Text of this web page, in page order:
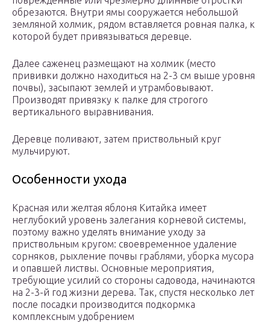
обрезаются. Внутри ямы сооружается небольшой
земляной холмик, рядом вставляется ровная палка, к
которой будет привязываться деревце.
Далее саженец размещают на холмик (место
прививки должно находиться на 2-3 см выше уровня
почвы), засыпают землей и утрамбовывают.
Производят привязку к палке для строгого
вертикального выравнивания.
Деревце поливают, затем приствольный круг
мульчируют.
Особенности ухода
Красная или желтая яблоня Китайка имеет
неглубокий уровень залегания корневой системы,
поэтому важно уделять внимание уходу за
приствольным кругом: своевременное удаление
сорняков, рыхление почвы граблями, уборка мусора
и опавшей листвы. Основные мероприятия,
требующие усилий со стороны садовода, начинаются
на 2-3-й год жизни дерева. Так, спустя несколько лет
после посадки производится подкормка
комплексным удобрением